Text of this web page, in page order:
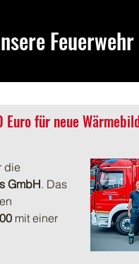
Feuerwehr
für neue
die
GmbH. Das
mit einer